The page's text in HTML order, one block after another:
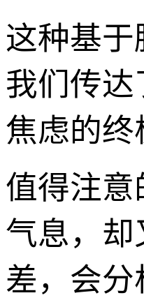
这种基
我们传达
焦虑的终
值得注
气息，却
差，会分